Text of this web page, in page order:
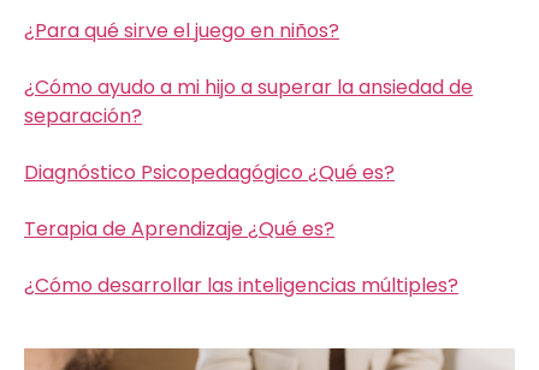
¿Para qué sirve el juego en niños?
¿Cómo ayudo a mi hijo a superar la ansiedad de
separación?
Diagnóstico Psicopedagógico ¿Qué es?
Terapia de Aprendizaje ¿Qué es?
¿Cómo desarrollar las inteligencias múltiples?